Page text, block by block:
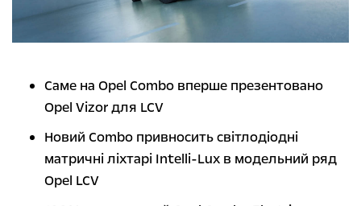
Саме на Opel Combo вперше презентовано
Opel Vizor для LCV
Новий Combo привносить світлодіодні
матричні ліхтарі Intelli-Lux в модельний ряд
Opel LCV